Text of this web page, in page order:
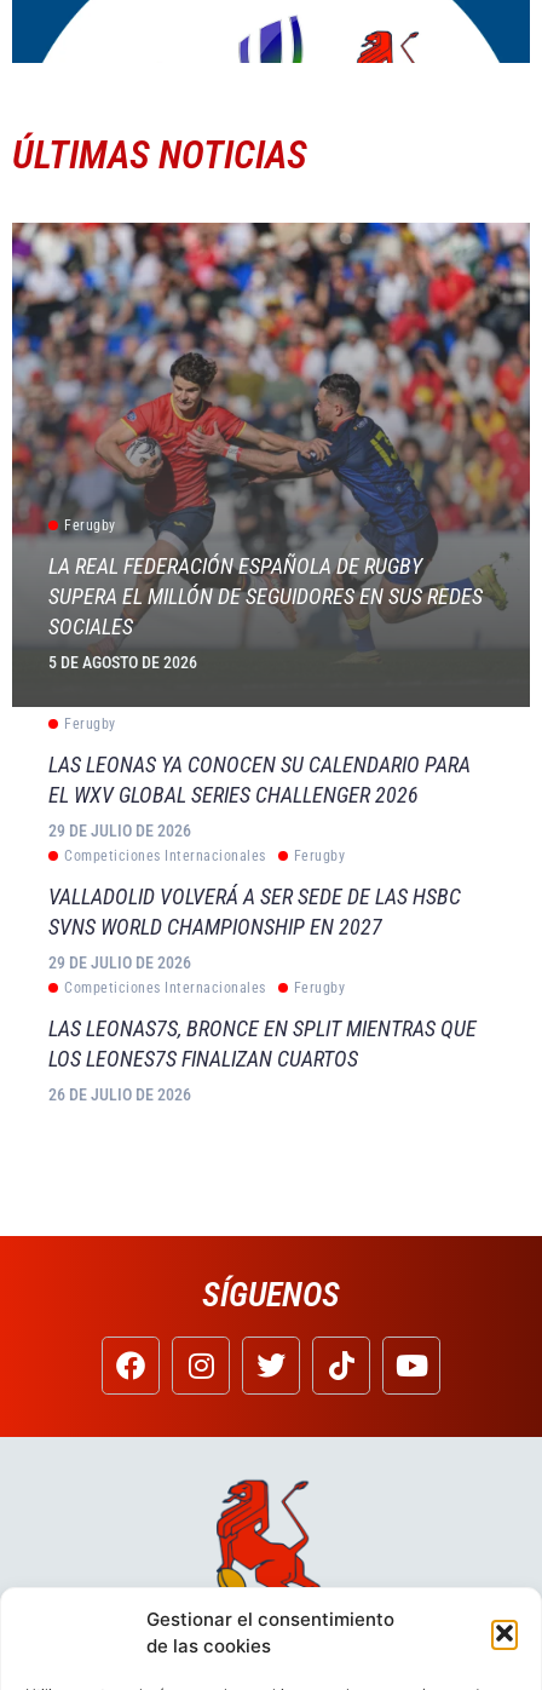
Gestionar el consentimiento
de las cookies
ÚLTIMAS NOTICIAS
Ferugby
LA REAL FEDERACIÓN ESPAÑOLA DE RUGBY
SUPERA EL MILLÓN DE SEGUIDORES EN SUS REDES
SOCIALES
5 DE AGOSTO DE 2026
Ferugby
LAS LEONAS YA CONOCEN SU CALENDARIO PARA
EL WXV GLOBAL SERIES CHALLENGER 2026
29 DE JULIO DE 2026
Competiciones Internacionales Ferugby
VALLADOLID VOLVERÁ A SER SEDE DE LAS HSBC
SVNS WORLD CHAMPIONSHIP EN 2027
29 DE JULIO DE 2026
Competiciones Internacionales Ferugby
LAS LEONAS7S, BRONCE EN SPLIT MIENTRAS QUE
LOS LEONES7S FINALIZAN CUARTOS
26 DE JULIO DE 2026
SÍGUENOS